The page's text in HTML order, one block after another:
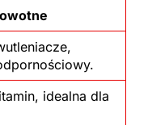
idealna dla